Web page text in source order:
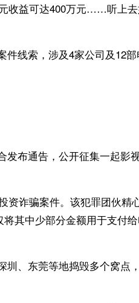
收益可达400万元……听上
线索，涉及4家公司及12
发布通告，公开征集一起
资诈骗案件。该犯罪团伙
其中少部分金额用于支
、东莞等地捣毁多个窝